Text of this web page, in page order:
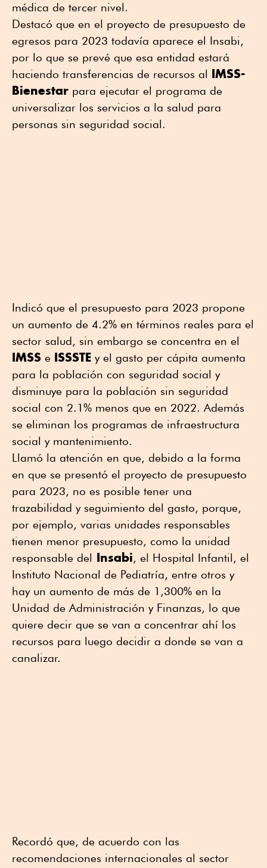
médica de tercer nivel.
Destacó que en el proyecto de presupuesto de
egresos para 2023 todavía aparece el Insabi,
por lo que se prevé que esa entidad estará
haciendo transferencias de recursos al IMSS-
Bienestar para ejecutar el programa de
universalizar los servicios a la salud para
personas sin seguridad social.
Indicó que el presupuesto para 2023 propone
un aumento de 4.2% en términos reales para el
sector salud, sin embargo se concentra en el
IMSS e ISSSTE y el gasto per cápita aumenta
para la población con seguridad social y
disminuye para la población sin seguridad
social con 2.1% menos que en 2022. Además
se eliminan los programas de infraestructura
social y mantenimiento.
Llamó la atención en que, debido a la forma
en que se presentó el proyecto de presupuesto
para 2023, no es posible tener una
trazabilidad y seguimiento del gasto, porque,
por ejemplo, varias unidades responsables
tienen menor presupuesto, como la unidad
responsable del Insabi, el Hospital Infantil, el
Instituto Nacional de Pediatría, entre otros y
hay un aumento de más de 1,300% en la
Unidad de Administración y Finanzas, lo que
quiere decir que se van a concentrar ahí los
recursos para luego decidir a donde se van a
canalizar.
Recordó que, de acuerdo con las
recomendaciones internacionales al sector